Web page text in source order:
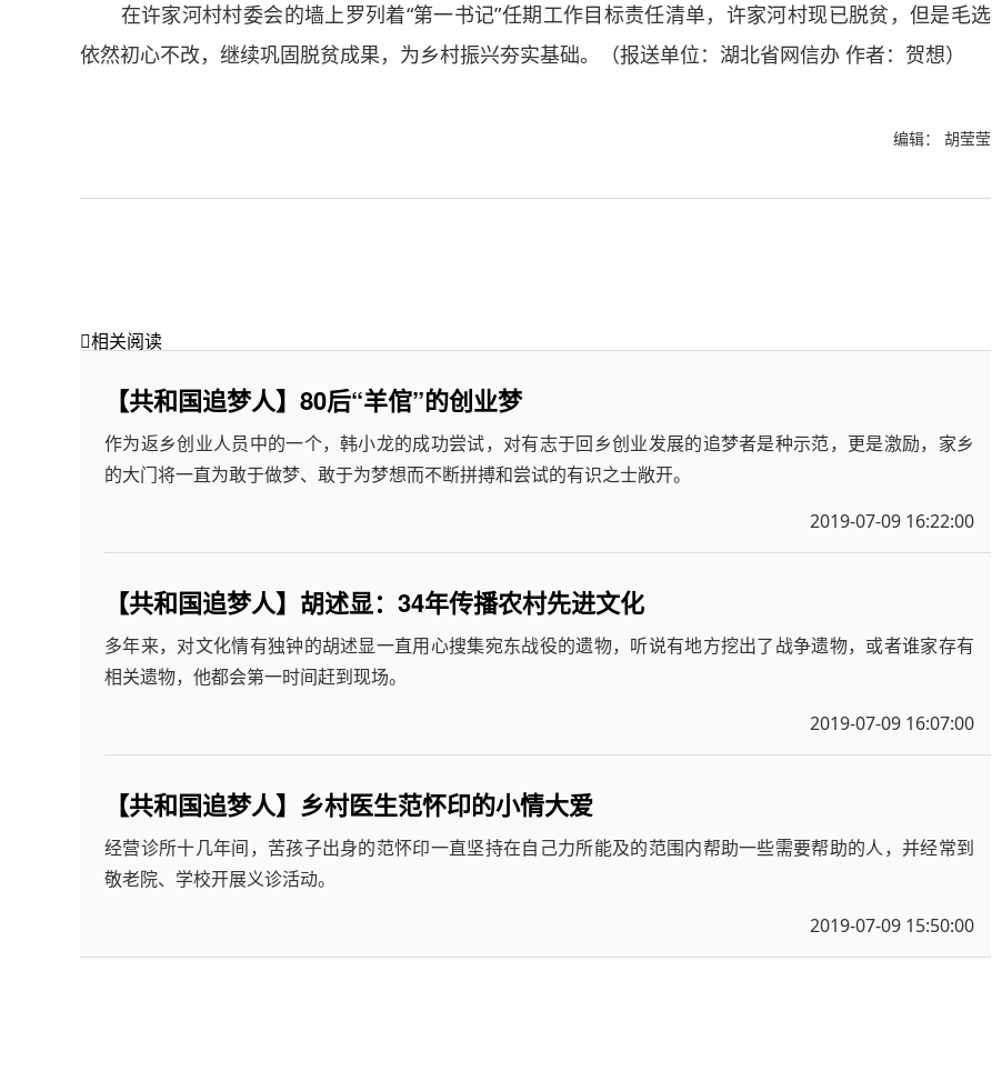
在许家河村村委会的墙上罗列着“第一书记”任期工作目标责任清单，许家河村现已脱贫，但是毛选
依然初心不改，继续巩固脱贫成果，为乡村振兴夯实基础。（报送单位：湖北省网信办 作者：贺想）
编辑： 胡莹莹
相关阅读
【共和国追梦人】80后“羊倌”的创业梦
作为返乡创业人员中的一个，韩小龙的成功尝试，对有志于回乡创业发展的追梦者是种示范，更是激励，家乡
的大门将一直为敢于做梦、敢于为梦想而不断拼搏和尝试的有识之士敞开。
2019-07-09 16:22:00
【共和国追梦人】胡述显：34年传播农村先进文化
多年来，对文化情有独钟的胡述显一直用心搜集宛东战役的遗物，听说有地方挖出了战争遗物，或者谁家存有
相关遗物，他都会第一时间赶到现场。
2019-07-09 16:07:00
【共和国追梦人】乡村医生范怀印的小情大爱
经营诊所十几年间，苦孩子出身的范怀印一直坚持在自己力所能及的范围内帮助一些需要帮助的人，并经常到
敬老院、学校开展义诊活动。
2019-07-09 15:50:00